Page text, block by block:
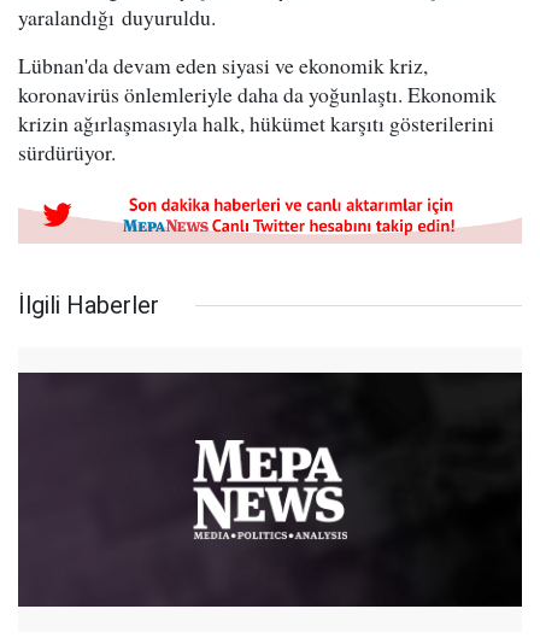
yaralandığı duyuruldu.
Lübnan'da devam eden siyasi ve ekonomik kriz,
koronavirüs önlemleriyle daha da yoğunlaştı. Ekonomik
krizin ağırlaşmasıyla halk, hükümet karşıtı gösterilerini
sürdürüyor.
İlgili Haberler